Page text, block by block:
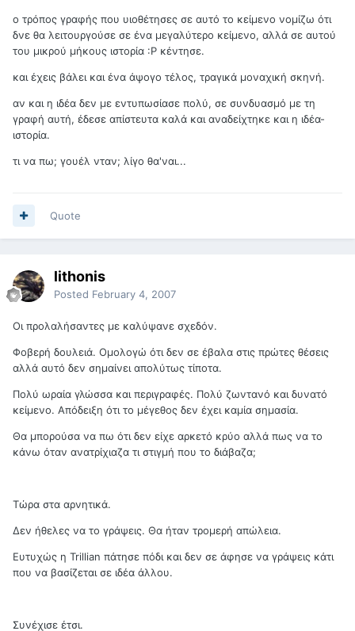
ο τρόπος γραφής που υιοθέτησες σε αυτό το κείμενο νομίζω ότι
δνε θα λειτουργούσε σε ένα μεγαλύτερο κείμενο, αλλά σε αυτού
του μικρού μήκους ιστορία :Ρ κέντησε.
και έχεις βάλει και ένα άψογο τέλος, τραγικά μοναχική σκηνή.
αν και η ιδέα δεν με εντυπωσίασε πολύ, σε συνδυασμό με τη
γραφή αυτή, έδεσε απίστευτα καλά και αναδείχτηκε και η ιδέα-
ιστορία.
τι να πω; γουέλ νταν; λίγο θα'ναι...
Quote
lithonis
Posted February 4, 2007
Οι προλαλήσαντες με καλύψανε σχεδόν.
Φοβερή δουλειά. Ομολογώ ότι δεν σε έβαλα στις πρώτες θέσεις
αλλά αυτό δεν σημαίνει απολύτως τίποτα.
Πολύ ωραία γλώσσα και περιγραφές. Πολύ ζωντανό και δυνατό
κείμενο. Απόδειξη ότι το μέγεθος δεν έχει καμία σημασία.
Θα μπορούσα να πω ότι δεν είχε αρκετό κρύο αλλά πως να το
κάνω όταν ανατρίχιαζα τι στιγμή που το διάβαζα;
Τώρα στα αρνητικά.
Δεν ήθελες να το γράψεις. Θα ήταν τρομερή απώλεια.
Ευτυχώς η Trillian πάτησε πόδι και δεν σε άφησε να γράψεις κάτι
που να βασίζεται σε ιδέα άλλου.
Συνέχισε έτσι.